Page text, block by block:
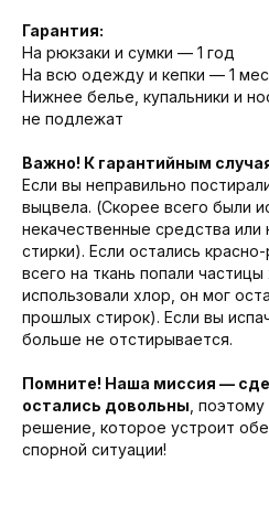
Гарантия:
На рюкзаки и сумки — 1 год
На всю одежду и кепки — 1
Нижнее белье, купальники и
не подлежат
Важно! К гарантийным
Если вы неправильно
выцвела. (Скорее всего были
некачественные средства
стирки). Если остались
всего на ткань попали
использовали хлор, он мог
прошлых стирок). Если вы
больше не отстирывается.
Помните! Наша миссия —
остались довольны ,
решение, которое устроит
спорной ситуации!